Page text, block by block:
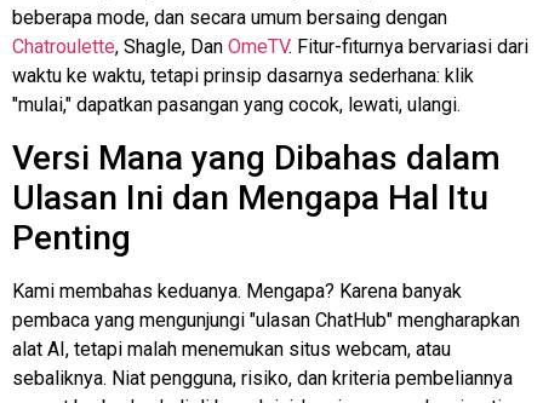
beberapa mode, dan secara umum bersaing dengan
Chatroulette, Shagle, Dan OmeTV. Fitur-fiturnya bervariasi dari
waktu ke waktu, tetapi prinsip dasarnya sederhana: klik
"mulai," dapatkan pasangan yang cocok, lewati, ulangi.
Versi Mana yang Dibahas dalam
Ulasan Ini dan Mengapa Hal Itu
Penting
Kami membahas keduanya. Mengapa? Karena banyak
pembaca yang mengunjungi "ulasan ChatHub" mengharapkan
alat AI, tetapi malah menemukan situs webcam, atau
sebaliknya. Niat pengguna, risiko, dan kriteria pembeliannya